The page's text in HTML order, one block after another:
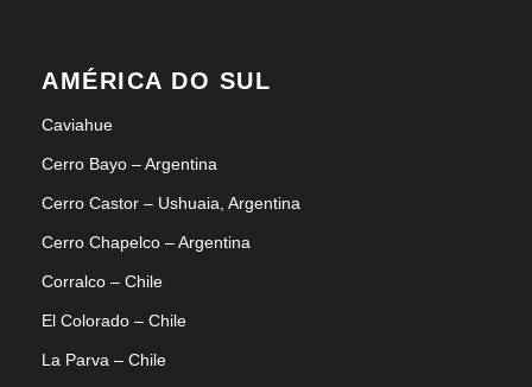
AMÉRICA DO SUL
Caviahue
Cerro Bayo – Argentina
Cerro Castor – Ushuaia, Argentina
Cerro Chapelco – Argentina
Corralco – Chile
El Colorado – Chile
La Parva – Chile